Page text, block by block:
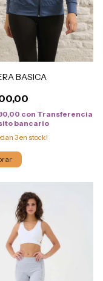
BASICA
con Transferencia
bancario
3en stock!